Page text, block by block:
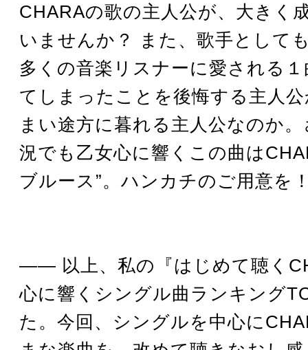
CHARAの歌の主人公が、大きく
いませんか？ また、歌手として
多くの音楽リスナーに愛される
てしまったことを後悔する主人
まい途方に暮れる主人公なのか
況でも乙女心に響くこの曲は
ブルース”。ハンカチのご用意を
―― 以上、私の『はじめて聴く
心に響くシングル曲ランキング
た。今回、シングルを中心に